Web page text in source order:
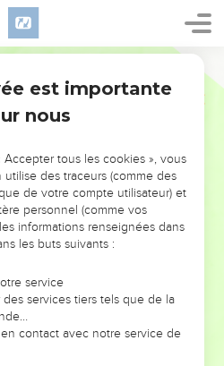
L’ÉVÉNEMENT
!
VOUS ÉVITER LES
?
voit moins les doutes, les erreurs
ont traversés, alors même que ce
les ont façonnés.
entrepreneurs, et responsables
est importante
nous
tous les cookies », vous
des traceurs (comme des
de votre compte utilisateur) et
personnel (comme vos
informations renseignées dans
les buts suivants :
service
services tiers tels que de la
contact avec notre service de